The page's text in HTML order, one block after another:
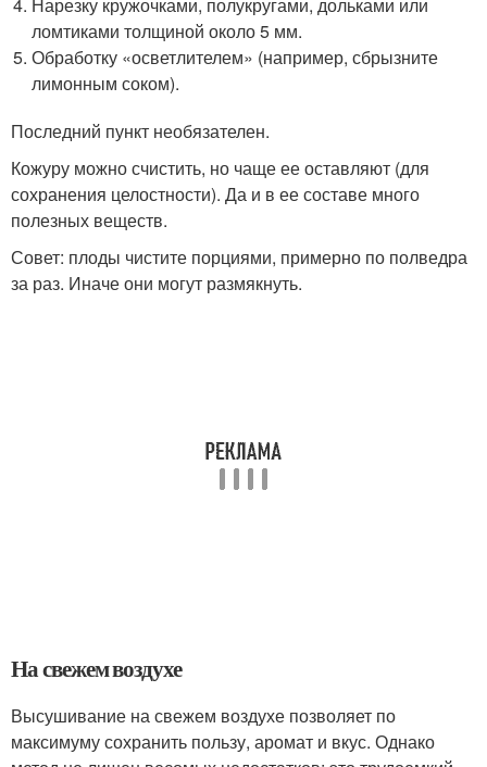
ломтиками толщиной около 5 мм.
Обработку «осветлителем» (например, сбрызните
лимонным соком).
Последний пункт необязателен.
Кожуру можно счистить, но чаще ее оставляют (для
сохранения целостности). Да и в ее составе много
полезных веществ.
Совет: плоды чистите порциями, примерно по полведра
за раз. Иначе они могут размякнуть.
На свежем воздухе
Высушивание на свежем воздухе позволяет по
максимуму сохранить пользу, аромат и вкус. Однако